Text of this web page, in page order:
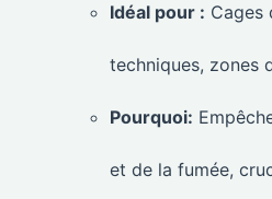
Idéal pour : Cages
techniques, zones
Pourquoi:
et de la fumée,